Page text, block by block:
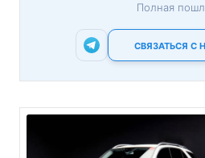
Полная
СВЯЗАТЬСЯ С